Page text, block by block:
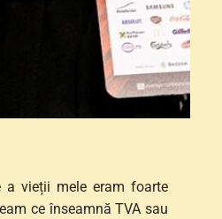
a vieții mele eram foarte
ce înseamnă TVA sau